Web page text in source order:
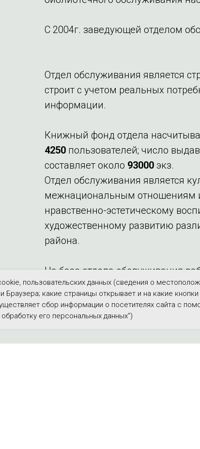
С 2004г. заведующей отделом
Отдел обслуживания является
строит с учетом реальных
информации.
Книжный фонд отдела
4250 пользователей; число
составляет около 93000 экз.
Отдел обслуживания является
межнациональным отношениям
нравственно-эстетическому
художественному развитию
района.
На базе отдела обслуживания
“Ровесник", “Суюмбика",
пользовательских данных (сведения о
какие страницы открывает и на какие
сбор информации о посетителях сайта с
его персональных данных")